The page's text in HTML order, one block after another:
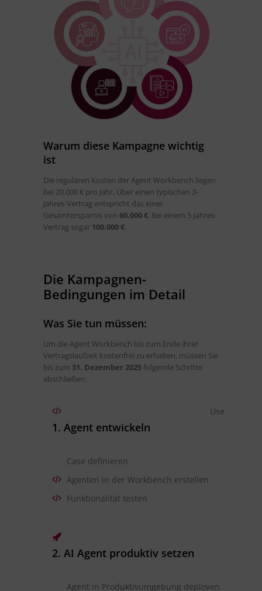
Warum diese Kampagne wichtig
ist
Die regulären Kosten der Agent Workbench liegen
bei 20.000 € pro Jahr. Über einen typischen 3-
Jahres-Vertrag entspricht das einer
Gesamtersparnis von 60.000 € . Bei einem 5-Jahres-
Vertrag sogar 100.000 €
Die Kampagnen-
Bedingungen im Detail
Was Sie tun müssen:
Um die Agent Workbench bis zum Ende ihrer
Vertragslaufzeit kostenfrei zu erhalten, müssen Sie
bis zum 31. Dezember 2025 folgende Schritte
abschließen:
1. Agent entwickeln
Use
Case definieren
Agenten in der Workbench erstellen
Funktionalität testen
2. AI Agent produktiv setzen
Agent in Produktivumgebung deployen